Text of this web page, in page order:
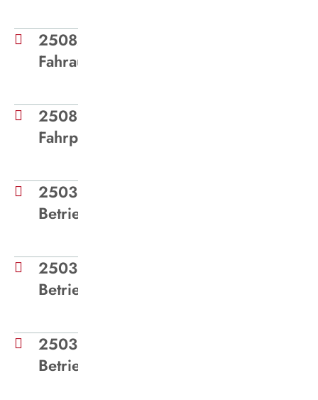
250826 - Medieninformation
Fahrausweiskontrolle
250806 - Medieninformation
Fahrplanwechsel_August_2025
250318 - Medieninformation
Betriebsstilllegung
250311 - Medieninformation
Betriebsstilllegung Herten
250311 - Medieninformation
Betriebsstilllegung Bottrop